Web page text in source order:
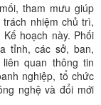
tham mưu giúp
nhiệm chủ trì,
hoạch này. Phối
tỉnh, các sở, ban,
quan thông tin
nghiệp, tổ chức
nghệ và đổi mới